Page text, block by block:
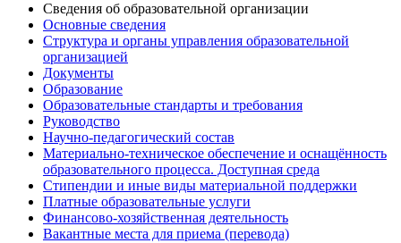
Сведения об образовательной организации
Основные сведения
Структура и органы управления образовательной
организацией
Документы
Образование
Образовательные стандарты и требования
Руководство
Научно-педагогический состав
Материально-техническое обеспечение и оснащённость
образовательного процесса. Доступная среда
Стипендии и иные виды материальной поддержки
Платные образовательные услуги
Финансово-хозяйственная деятельность
Вакантные места для приема (перевода)